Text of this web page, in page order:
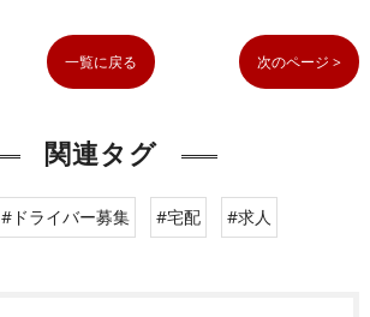
一覧に戻る 次のページ >
関連タグ
#ドライバー募集 #宅配 #求人